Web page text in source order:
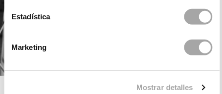
Estadística
Marketing
Mostrar detalles